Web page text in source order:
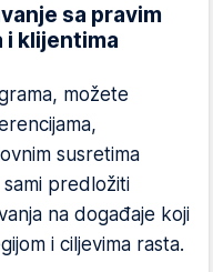
sa pravim
klijentima
možete
susretima
predložiti
na događaje koji
i ciljevima rasta.